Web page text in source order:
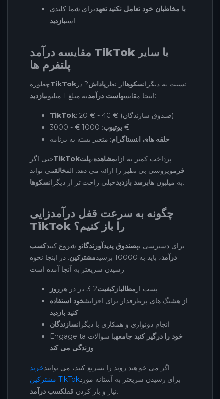
با مخاطبان خود تعامل نکنید:تعهدبرای شما کلیدی
استبازدید
مقایسه درآمد TikTok با سایر
پلتفرم ها
چطورهTikTok نسبت به دیگرانسکوهااز نظر پاداش? در
اینجا مقایسهاست درآمدبه مبلغ 1 میلیون بازدید :
TikTok
: 20 € - 40 € (صندوق سازندگان)
یوتیوب : 1000 € - 3000 €
حلقه های اینستاگرام: متغیر بسته به برنامه
حتی اگرTikTok پرداخت کمتر به ازایمشاهده،پلت
فرمویروسی بی نظیر را ارائه می دهد. الفخالقمی تواند
به میلیون هابرسد بازدیدخیلی راحت تر از دیگرانسکوها .
چگونه به سرعت قفل درآمدزایی
TikTok را باز کنیم؟
برای دسترسی بهصندوق پدیدآورندگانو شروع کنیدکسب
درآمد، باید به 10000 برسید مشترکین. در اینجا نحوه
رسیدن سریعتر به آنجا آمده است:
پست از مطالبازکیفیت2-3 بار در هر
روز
از هشتگ های پرطرفدار برای افزایشخود استفاده
کنید بازدید
انجام دونوازی و همکاری با دیگرانسازندگان
Engage ta
خود را درگیر کنید جامعهبا سوالات
وزندگی می کند
اگر می خواهید روند را تسریع کنید، می توانیدخرید
مشترکین TikTokبرای رسیدن سریعتر به آستانه مورد
نیاز و باز کردن قفلکسب درآمد .